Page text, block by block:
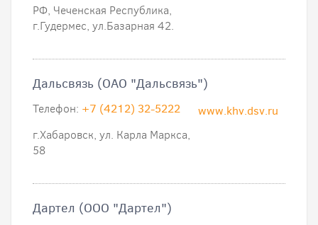
РФ, Чеченская Республика,
г.Гудермес, ул.Базарная 42.
Дальсвязь (ОАО "Дальсвязь")
www.khv.dsv.ru
Телефон: +7 (4212) 32-5222
г.Хабаровск, ул. Карла Маркса,
58
Дартел (ООО "Дартел")